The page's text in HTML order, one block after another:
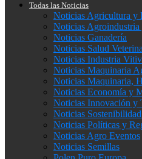
Todas las Noticias
Noticias Agricultura y
Noticias
Noticias Ganadería
Noticias Salud
Noticias Industria
Noticias Maquinaria
Noticias Maquinaria,
Noticias Economía y
Noticias Innovación y
Noticias
Noticias Políticas y
Noticias Agro Eventos
Noticias Semillas